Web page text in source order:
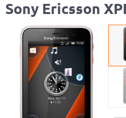
Sony Ericsson